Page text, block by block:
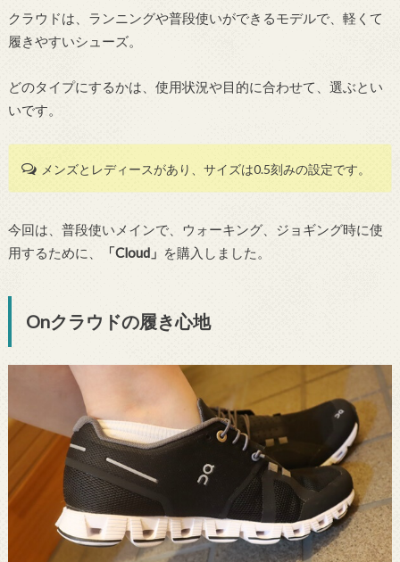
クラウドは、ランニングや普段使いができるモデルで、軽くて
履きやすいシューズ。
どのタイプにするかは、使用状況や目的に合わせて、選ぶとい
いです。
メンズとレディースがあり、サイズは0.5刻みの設定です。
今回は、普段使いメインで、ウォーキング、ジョギング時に使
用するために、
「Cloud」 を購入しました。
Onクラウドの履き心地